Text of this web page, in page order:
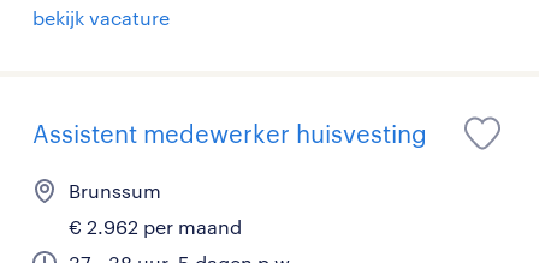
bekijk vacature
Assistent medewerker huisvesting
Brunssum
€ 2.962 per maand